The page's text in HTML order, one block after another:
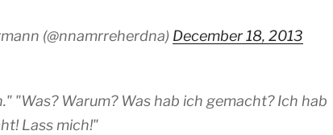
(@nnamrreherdna) December 18, 2013
"Was? Warum? Was hab ich gemacht? Ich hab
Lass mich!"